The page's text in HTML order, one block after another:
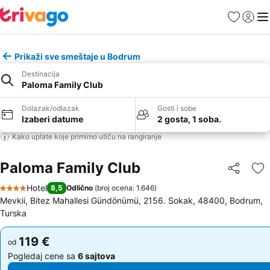
FavoritiPrijavi
Prikaži sve smeštaje u Bodrum
Destinacija
Paloma Family Club
Dolazak/odlazak
Izaberi datume
Gosti i sobe
2 gosta, 1 soba.
Kako uplate koje primimo utiču na rangiranje
Paloma Family Club Deli
4 Zvezdice
Hotel 8,5 Odlično (broj ocena: 1.646)
Mevkii, Bitez Mahallesi Gündönümü, 2156. Sokak, 48400, Bodrum,
Turska
od 119 €
Pogledaj cene sa 6 sajtova
od 119 €
Pogledaj cene sa 6 sajtova